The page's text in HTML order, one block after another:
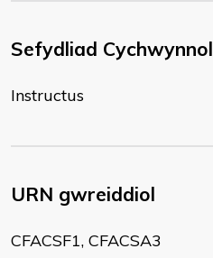
Sefydliad Cychwynnol
Instructus
URN gwreiddiol
CFACSF1, CFACSA3